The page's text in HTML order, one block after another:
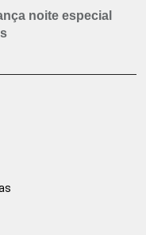
noite especial